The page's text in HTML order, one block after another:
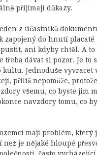
přijímají důkazy.
z účastníků
zapojený do hnutí placaté
ani kdyby chtěl. A to
třeba dávat si pozor. Je to
Jednoduše vyvracet
příliš nepomůže,
všemu, co byste jim
navzdory tomu, co
mají problém, který
je nějaké hloupé